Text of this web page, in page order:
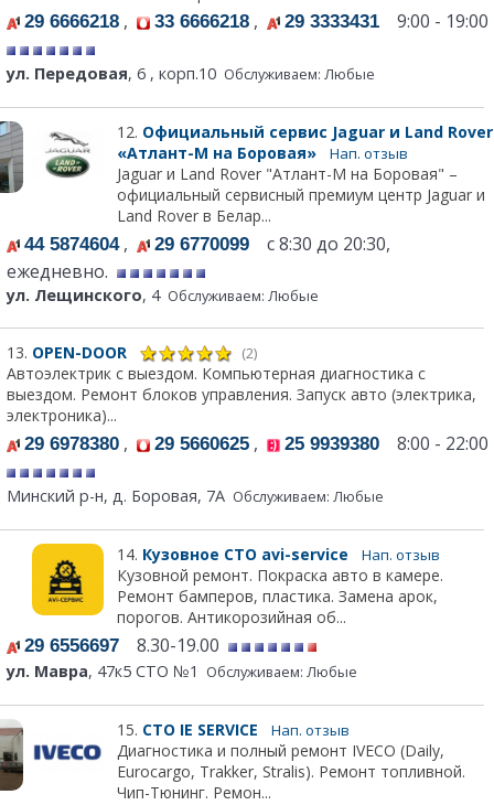
29 6666218 , 33 6666218 , 29 3333431 9:00 - 19:00
ул. Передовая, 6 , корп.10 Обслуживаем: Любые
12. Официальный сервис Jaguar и Land Rover
«Атлант-М на Боровая»
Нап. отзыв
Jaguar и Land Rover "Атлант-М на Боровая" –
официальный сервисный премиум центр Jaguar и
Land Rover в Белар...
44 5874604, 29 6770099 с 8:30 до 20:30,
ежедневно.
ул. Лещинского, 4 Обслуживаем: Любые
13. OPEN-DOOR (2)
Автоэлектрик с выездом. Компьютерная диагностика с
выездом. Ремонт блоков управления. Запуск авто (электрика,
электроника)...
29 6978380 , 29 5660625 , 25 9939380 8:00 - 22:00
Минский р-н, д. Боровая, 7А Обслуживаем: Любые
14. Кузовное СТО avi-service Нап. отзыв
Кузовной ремонт. Покраска авто в камере.
Ремонт бамперов, пластика. Замена арок,
порогов. Антикорозийная об...
29 6556697 8.30-19.00
ул. Мавра, 47к5 СТО №1 Обслуживаем: Любые
15. СТО IE SERVICE Нап. отзыв
Диагностика и полный ремонт IVECO (Daily,
Eurocargo, Trakker, Stralis). Ремонт топливной.
Чип-Тюнинг. Ремон...